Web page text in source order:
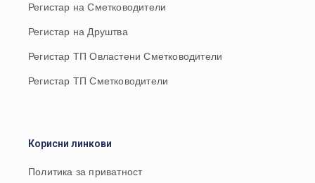
Регистар на Сметководители
Регистар на Друштва
Регистар ТП Овластени Сметководители
Регистар ТП Сметководители
Корисни линкови
Политика за приватност